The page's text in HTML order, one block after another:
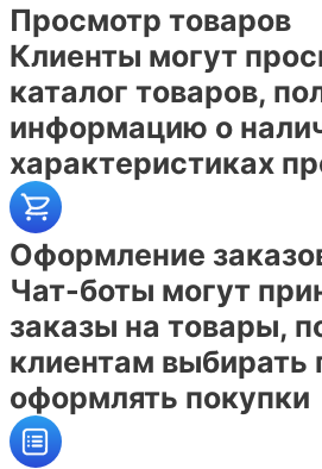
Просмотр товаров
Клиенты могут
каталог товаров,
информацию о
характеристиках
Оформление
Чат-боты могут
заказы на товары,
клиентам выбирать
оформлять покупки